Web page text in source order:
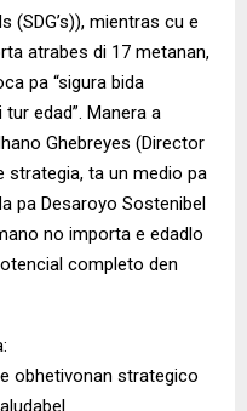
(SDG’s)), mientras cu e
atrabes di 17 metanan,
pa “sigura bida
edad”. Manera a
Ghebreyes (Director
strategia, ta un medio pa
pa Desaroyo Sostenibel
no importa e edadlo
completo den
obhetivonan strategico